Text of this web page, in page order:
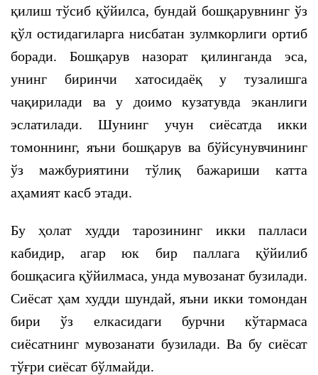
қилиш тўсиб қўйилса, бундай бошқарувнинг ўз
қўл остидагиларга нисбатан зулмкорлиги ортиб
боради. Бошқарув назорат қилинганда эса,
унинг биринчи хатосидаёқ у тузалишга
чақирилади ва у доимо кузатувда эканлиги
эслатилади. Шунинг учун сиёсатда икки
томоннинг, яъни бошқарув ва бўйсунувчининг
ўз мажбуриятини тўлиқ бажариши катта
аҳамият касб этади.
Бу ҳолат худди тарозининг икки палласи
кабидир, агар юк бир паллага қўйилиб
бошқасига қўйилмаса, унда мувозанат бузилади.
Сиёсат ҳам худди шундай, яъни икки томондан
бири ўз елкасидаги бурчни кўтармаса
сиёсатнинг мувозанати бузилади. Ва бу сиёсат
тўғри сиёсат бўлмайди.